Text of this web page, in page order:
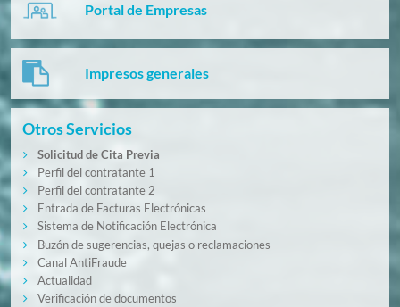
Portal de Empresas
Impresos generales
Otros Servicios
Solicitud de Cita Previa
Perfil del contratante 1
Perfil del contratante 2
Entrada de Facturas Electrónicas
Sistema de Notificación Electrónica
Buzón de sugerencias, quejas o reclamaciones
Canal AntiFraude
Actualidad
Verificación de documentos